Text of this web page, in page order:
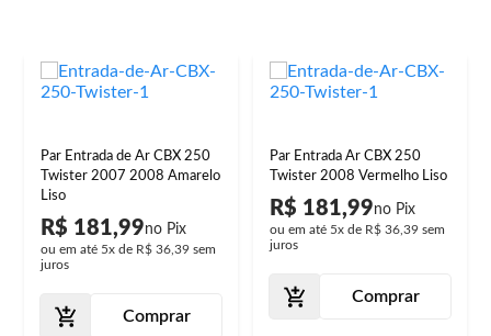
Par Entrada de Ar CBX 250
Twister 2007 2008 Amarelo
Liso
R$ 181,99
ou em até 5x de R$ 36,39 sem
juros
Comprar
Par Entrada Ar CBX 250
Twister 2008 Vermelho Liso
R$ 181,99
ou em até 5x de R$ 36,39 sem
juros
Comprar